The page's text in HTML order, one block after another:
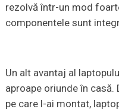
rezolvă într-un mod
componentele sunt
Un alt avantaj al
aproape oriunde în casă.
pe care l-ai montat,